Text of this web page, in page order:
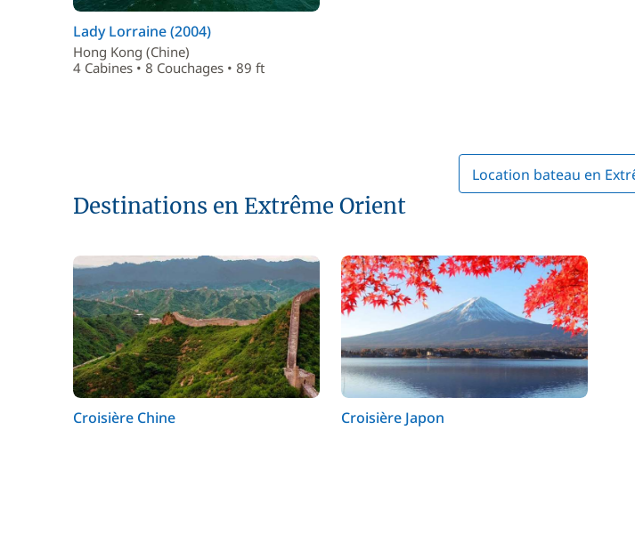
Lady Lorraine (2004)
Hong Kong (Chine)
4 Cabines • 8 Couchages • 89 ft
Location bateau en
Destinations en Extrême Orient
Croisière Chine Croisière Japon